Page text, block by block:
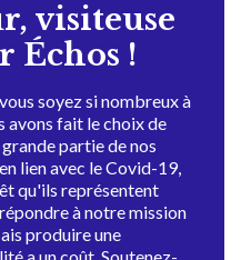
visiteuse
Échos !
soyez si nombreux à
avons fait le choix de
partie de nos
lien avec le Covid-19,
qu'ils représentent
à notre mission
produire une